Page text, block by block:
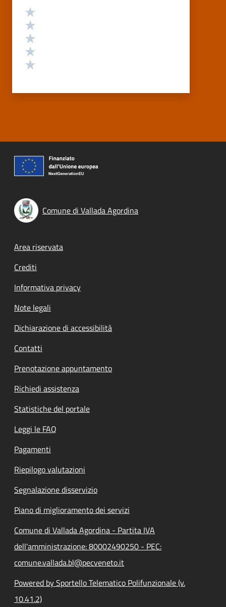
Valutazione
Comune di Vallada Agordina
Footer menu
Area riservata
Crediti
Informativa privacy
Note legali
Dichiarazione di accessibilità
Contatti
Prenotazione appuntamento
Richiedi assistenza
Statistiche del portale
Leggi le FAQ
Pagamenti
Riepilogo valutazioni
Segnalazione disservizio
Piano di miglioramento dei servizi
Comune di Vallada Agordina - Partita IVA
dell'amministrazione: 80002490250 - PEC:
comune.vallada.bl@pecveneto.it
Powered by Sportello Telematico Polifunzionale (v.
10.41.2)